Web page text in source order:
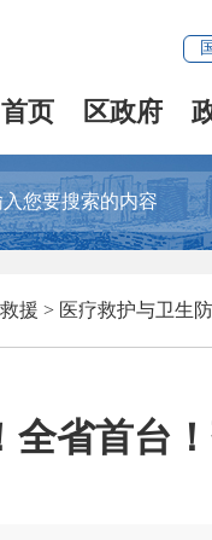
首页 区政府
援 > 医疗救护与卫生
全省首台